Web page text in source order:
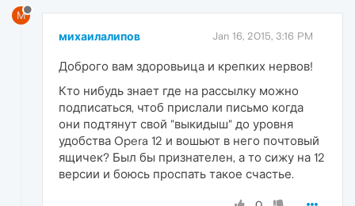
М
михаилалипов Jan 16, 2015, 3:16 PM
Доброго вам здоровьица и крепких нервов!
Кто нибудь знает где на рассылку можно
подписаться, чтоб прислали письмо когда
они подтянут свой "выкидыш" до уровня
удобства Opera 12 и вошьют в него почтовый
ящичек? Был бы признателен, а то сижу на 12
версии и боюсь проспать такое счастье.